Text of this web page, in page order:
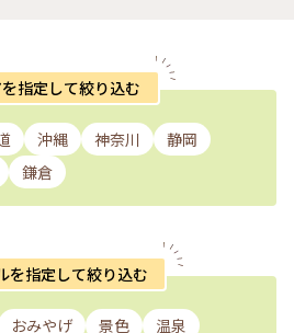
指定して絞り込む
沖縄 神奈川
静岡
鎌倉
を指定して絞り込む
おみやげ 景色
温泉